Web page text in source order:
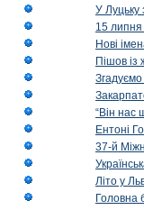
У Луцьку
15 липня
Нові
Пішов із
“Він нас
Ентоні
37-й
Літо у
Головна